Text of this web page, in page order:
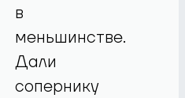
в
меньшинстве.
Дали
сопернику